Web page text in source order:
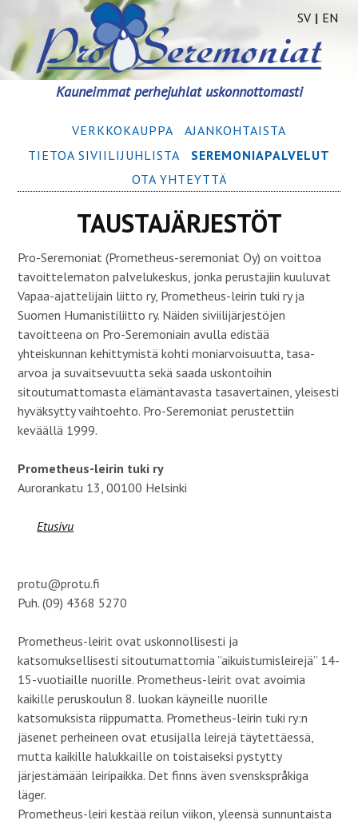
SV | EN
Kauneimmat perhejuhlat uskonnottomasti
Ensisijainen
valikko
VERKKOKAUPPA
AJANKOHTAISTA
TIETOA SIVIILIJUHLISTA
SEREMONIA­­PALVELUT
OTA YHTEYTTÄ
TAUSTAJÄRJESTÖT
Pro-Seremoniat (Prometheus-seremoniat Oy) on voittoa
tavoittelematon palvelukeskus, jonka perustajiin kuuluvat
Vapaa-ajattelijain liitto ry, Prometheus-leirin tuki ry ja
Suomen Humanistiliitto ry. Näiden siviilijärjestöjen
tavoitteena on Pro-Seremoniain avulla edistää
yhteiskunnan kehittymistä kohti moniarvoisuutta, tasa-
arvoa ja suvaitsevuutta sekä saada uskontoihin
sitoutumattomasta elämäntavasta tasavertainen, yleisesti
hyväksytty vaihtoehto. Pro-Seremoniat perustettiin
keväällä 1999.
Prometheus-leirin tuki ry
Aurorankatu 13, 00100 Helsinki
Etusivu
protu@protu.fi
Puh. (09) 4368 5270
Prometheus-leirit ovat uskonnollisesti ja
katsomuksellisesti sitoutumattomia ”aikuistumisleirejä” 14-
15-vuotiaille nuorille. Prometheus-leirit ovat avoimia
kaikille peruskoulun 8. luokan käyneille nuorille
katsomuksista riippumatta. Prometheus-leirin tuki ry:n
jäsenet perheineen ovat etusijalla leirejä täytettäessä,
mutta kaikille halukkaille on toistaiseksi pystytty
järjestämään leiripaikka. Det finns även svenskspråkiga
läger.
Prometheus-leiri kestää reilun viikon, yleensä sunnuntaista